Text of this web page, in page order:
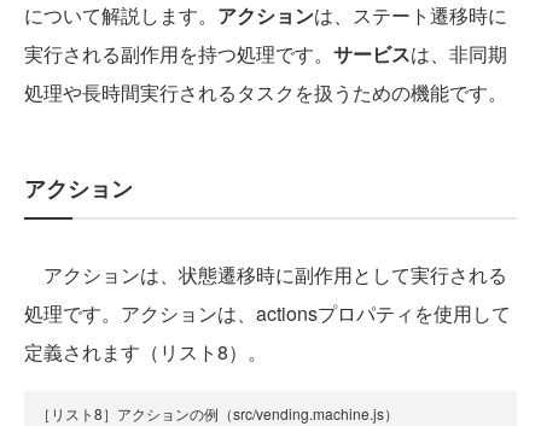
について解説します。 アクションは、ステート遷移時に
実行される副作用を持つ処理です。 サービスは、非同期
処理や長時間実行されるタスクを扱うための機能です。
アクション
アクションは、状態遷移時に副作用として実行される
処理です。アクションは、actionsプロパティを使用して
定義されます（リスト8）。
［リスト8］アクションの例（src/vending.machine.js）